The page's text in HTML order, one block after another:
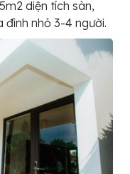
diện tích sàn,
đình nhỏ 3-4 người.